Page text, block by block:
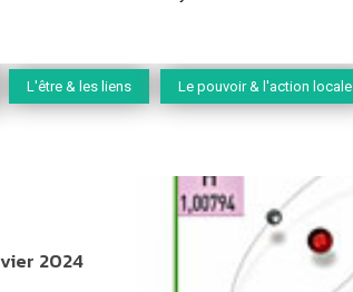
L'être & les liens Le pouvoir & l'action locale
2024